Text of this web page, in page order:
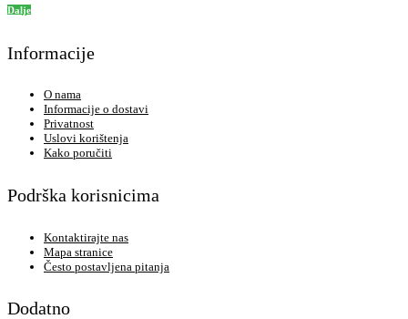
Dalje
Informacije
O nama
Informacije o dostavi
Privatnost
Uslovi korištenja
Kako poručiti
Podrška korisnicima
Kontaktirajte nas
Mapa stranice
Često postavljena pitanja
Dodatno